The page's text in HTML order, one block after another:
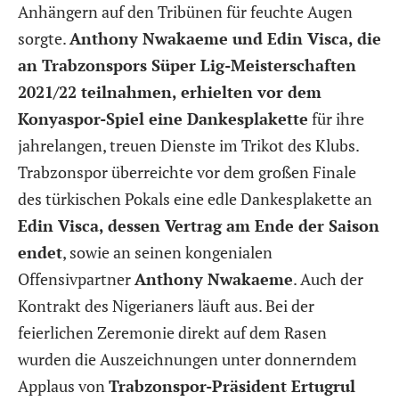
Anhängern auf den Tribünen für feuchte Augen
sorgte.Anthony Nwakaeme und Edin Visca, die
an Trabzonspors Süper Lig-Meisterschaften
2021/22 teilnahmen, erhielten vor dem
Konyaspor-Spiel eine Dankesplakette für ihre
jahrelangen, treuen Dienste im Trikot des Klubs.
Trabzonspor überreichte vor dem großen Finale
des türkischen Pokals eine edle Dankesplakette an
Edin Visca, dessen Vertrag am Ende der Saison
endet, sowie an seinen kongenialen
OffensivpartnerAnthony Nwakaeme. Auch der
Kontrakt des Nigerianers läuft aus. Bei der
feierlichen Zeremonie direkt auf dem Rasen
wurden die Auszeichnungen unter donnerndem
Applaus vonTrabzonspor-Präsident Ertugrul